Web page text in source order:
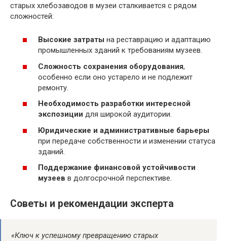
старых хлебозаводов в музеи сталкивается с рядом
сложностей:
Высокие затраты на реставрацию и адаптацию
промышленных зданий к требованиям музеев.
Сложность сохранения оборудования,
особенно если оно устарело и не подлежит
ремонту.
Необходимость разработки интересной
экспозиции для широкой аудитории.
Юридические и административные барьеры
при передаче собственности и изменении статуса
зданий.
Поддержание финансовой устойчивости
музеев в долгосрочной перспективе.
Советы и рекомендации эксперта
«Ключ к успешному превращению старых